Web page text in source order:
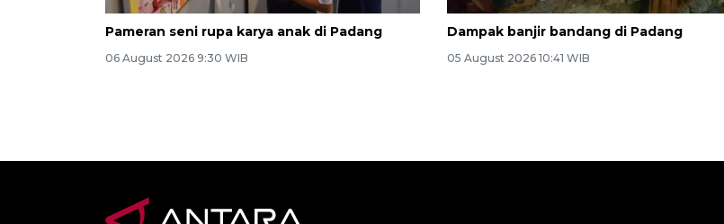
Pameran seni rupa karya anak di Padang
06 August 2026 9:30 WIB
Dampak banjir bandang di Padang
05 August 2026 10:41 WIB